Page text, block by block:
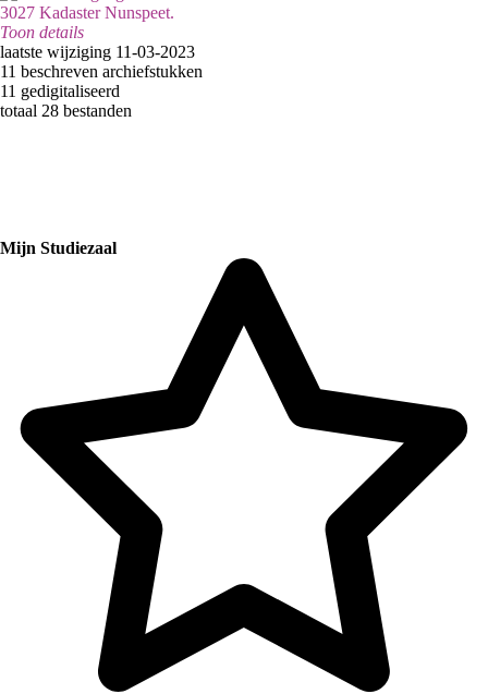
3027 Kadaster Nunspeet.
Toon details
Licentie:
Public Domain Dedication
Vestiging:
Nunspeet
laatste wijziging 11-03-2023
11 beschreven archiefstukken
11 gedigitaliseerd
totaal 28 bestanden
Mijn Studiezaal